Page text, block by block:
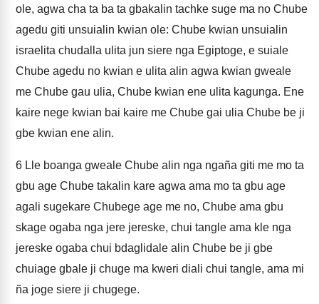
ole, agwa cha ta ba ta gbakalin tachke suge ma no Chube
agedu giti unsuialin kwian ole: Chube kwian unsuialin
israelita chudalla ulita jun siere nga Egiptoge, e suiale
Chube agedu no kwian e ulita alin agwa kwian gweale
me Chube gau ulia, Chube kwian ene ulita kagunga. Ene
kaire nege kwian bai kaire me Chube gai ulia Chube be ji
gbe kwian ene alin.
6 Lle boanga gweale Chube alin nga ngaña giti me mo ta
gbu age Chube takalin kare agwa ama mo ta gbu age
agali sugekare Chubege age me no, Chube ama gbu
skage ogaba nga jere jereske, chui tangle ama kle nga
jereske ogaba chui bdaglidale alin Chube be ji gbe
chuiage gbale ji chuge ma kweri diali chui tangle, ama mi
ña joge siere ji chugege.